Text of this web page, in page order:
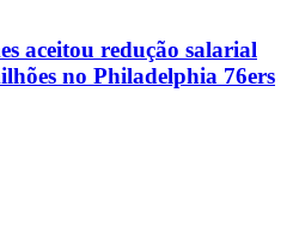
aceitou redução salarial
no Philadelphia 76ers